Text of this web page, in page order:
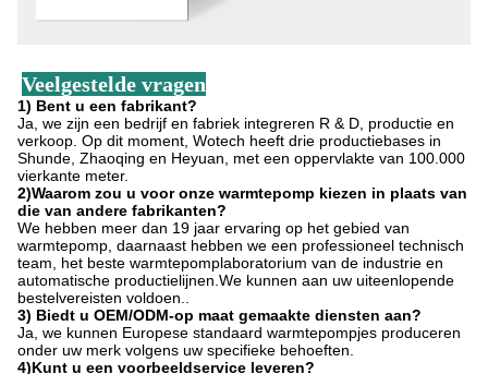
Veelgestelde vragen
1) Bent u een fabrikant?
Ja, we zijn een bedrijf en fabriek integreren R & D, productie en
verkoop. Op dit moment, Wotech heeft drie productiebases in
Shunde, Zhaoqing en Heyuan, met een oppervlakte van 100.000
vierkante meter.
2)Waarom zou u voor onze warmtepomp kiezen in plaats van
die van andere fabrikanten?
We hebben meer dan 19 jaar ervaring op het gebied van
warmtepomp, daarnaast hebben we een professioneel technisch
team, het beste warmtepomplaboratorium van de industrie en
automatische productielijnen.We kunnen aan uw uiteenlopende
bestelvereisten voldoen..
3) Biedt u OEM/ODM-op maat gemaakte diensten aan?
Ja, we kunnen Europese standaard warmtepompjes produceren
onder uw merk volgens uw specifieke behoeften.
4)Kunt u een voorbeeldservice leveren?